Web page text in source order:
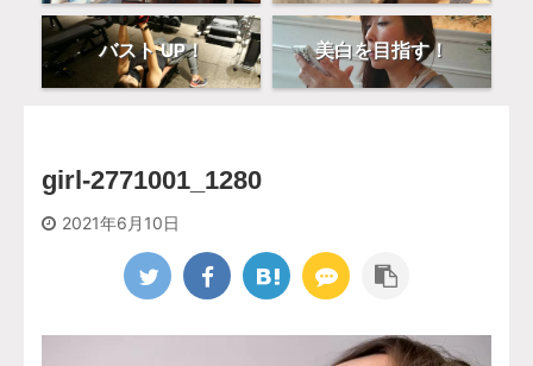
バスト UP！ 美白を目指す！
girl-2771001_1280
2021年6月10日